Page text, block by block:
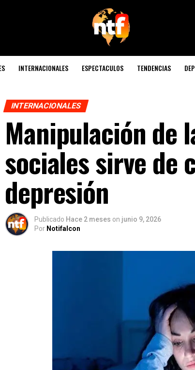
INTERNACIONALES ESPECTACULOS TENDENCIAS
INTERNACIONALES
Manipulación de
sociales sirve de
depresión
Publicado Hace 2 meses on junio 9, 2026
Por Notifalcon